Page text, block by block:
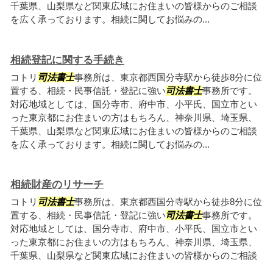
千葉県、山梨県など関東広域にお住まいの皆様からのご相談
を広く承っております。相続に関してお悩みの...
相続登記に関する手続き
コトリ 司法書士事務所は、東京都西国分寺駅から徒歩8分に位
置する、相続・民事信託・登記に強い司法書士事務所です。
対応地域としては、国分寺市、府中市、小平氏、国立市とい
った東京都にお住まいの方はもちろん、神奈川県、埼玉県、
千葉県、山梨県など関東広域にお住まいの皆様からのご相談
を広く承っております。相続に関してお悩みの...
相続財産のリサーチ
コトリ 司法書士事務所は、東京都西国分寺駅から徒歩8分に位
置する、相続・民事信託・登記に強い司法書士事務所です。
対応地域としては、国分寺市、府中市、小平氏、国立市とい
った東京都にお住まいの方はもちろん、神奈川県、埼玉県、
千葉県、山梨県など関東広域にお住まいの皆様からのご相談